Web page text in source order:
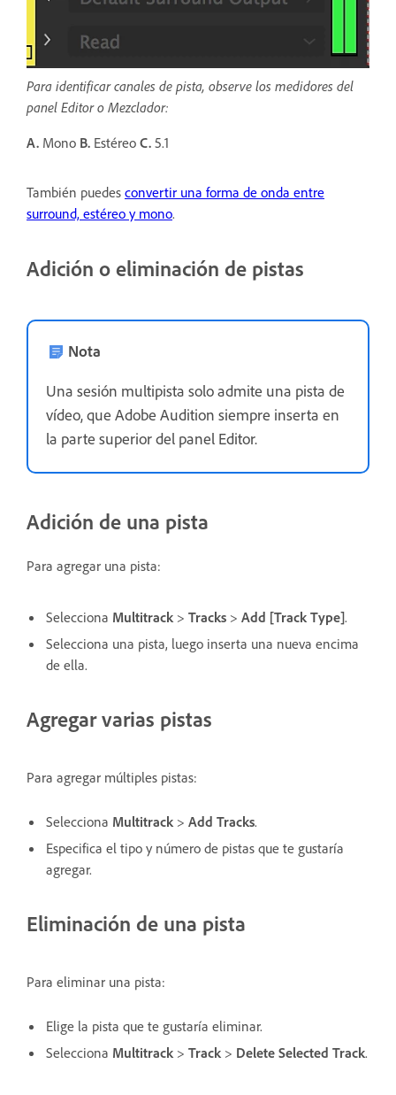
Para identificar canales de pista, observe los medidores del
panel Editor o Mezclador:
A. Mono B. Estéreo C. 5.1
También puedes convertir una forma de onda entre
surround, estéreo y mono.
Adición o eliminación de pistas
Nota
Una sesión multipista solo admite una pista de
vídeo, que Adobe Audition siempre inserta en
la parte superior del panel Editor.
Adición de una pista
Para agregar una pista:
Selecciona Multitrack > Tracks > Add [Track Type].
Selecciona una pista, luego inserta una nueva encima
de ella.
Agregar varias pistas
Para agregar múltiples pistas:
Selecciona Multitrack > Add Tracks.
Especifica el tipo y número de pistas que te gustaría
agregar.
Eliminación de una pista
Para eliminar una pista:
Elige la pista que te gustaría eliminar.
Selecciona Multitrack > Track > Delete Selected Track.